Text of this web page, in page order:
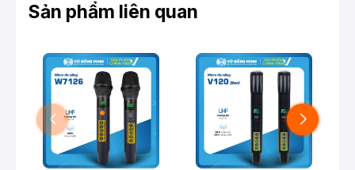
Sản phẩm liên quan